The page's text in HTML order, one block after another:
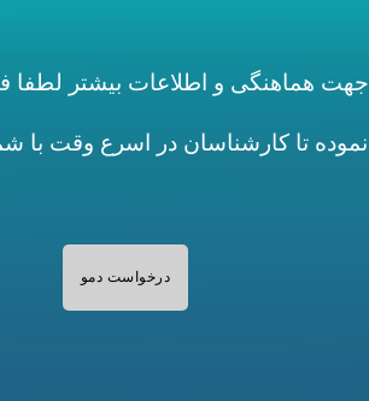
جهت هماهنگی و اطلاعات بیشتر لطفا
نموده تا کارشناسان در اسرع وقت با
درخواست دمو